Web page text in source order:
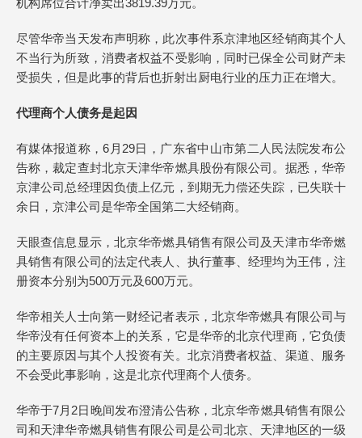
机构席位合计净卖出3819.39万元。
尽管华帝当天发布声明称，此次事件系京津地区经销商其个人
不当行为所致，消费者权益不受影响，同时已保全公司财产未
受损失，但是此事的背后也折射出厨电行业的压力正在增大。
代理商个人债务是起因
有媒体报道称，6月29日，广东省中山市第二人民法院发布公
告称，裁定查封北京天津华帝燃具股份有限公司。据悉，华帝
京津公司总经理因负债上亿元，到期无力偿还失踪，已失联十
余日，京津公司是华帝全国第二大经销商。
天眼查信息显示，北京华帝燃具销售有限公司及天津市华帝燃
具销售有限公司的法定代表人、执行董事、经理均为王伟，注
册资本分别为500万元及600万元。
华帝相关人士向第一财经记者表示，北京华帝燃具有限公司与
华帝没有任何资本上的关系，它是华帝的北京代理商，它负债
的主要原因与其个人投资有关。北京消费者权益、渠道、服务
不会受此事影响，这是北京代理商个人债务。
华帝于7月2日晚间发布澄清公告称，北京华帝燃具销售有限公
司和天津华帝燃具销售有限公司是公司北京、天津地区的一级